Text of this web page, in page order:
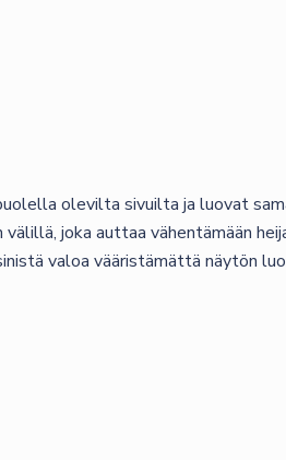
olevilta sivuilta ja luovat
joka auttaa vähentämään
valoa vääristämättä näytön